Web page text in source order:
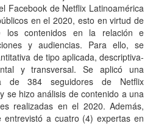
Facebook de Netflix Latinoamérica
en el 2020, esto en virtud de
los contenidos en la relación e
y audiencias. Para ello, se
de tipo aplicada, descriptiva-
y transversal. Se aplicó una
de 384 seguidores de Netflix
se hizo análisis de contenido a una
realizadas en el 2020. Además,
a cuatro (4) expertas en